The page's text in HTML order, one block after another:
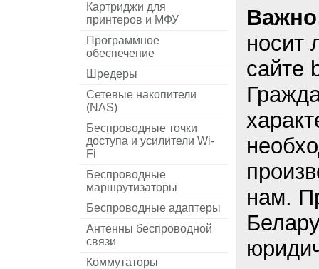
Картриджи для
принтеров и МФУ
Программное
обеспечение
Шредеры
Сетевые накопители
(NAS)
Беспроводные точки
доступа и усилители Wi-
Fi
Беспроводные
маршрутизаторы
Беспроводные адаптеры
Антенны беспроводной
связи
Коммутаторы
носит
сайте
нам.